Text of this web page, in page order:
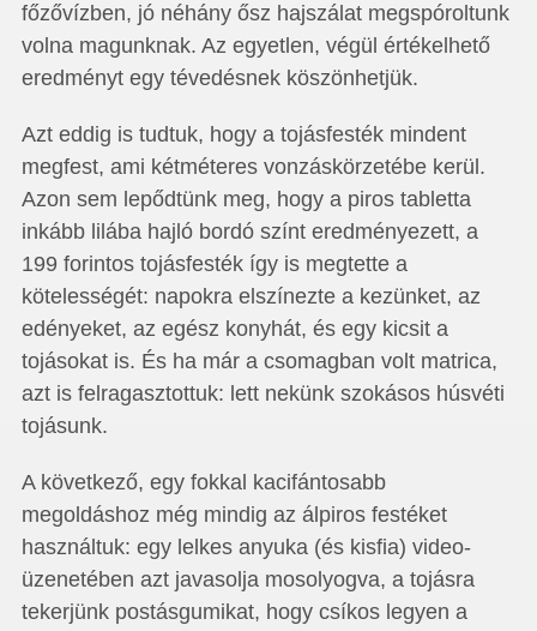
főzővízben, jó néhány ősz hajszálat megspóroltunk
volna magunknak. Az egyetlen, végül értékelhető
eredményt egy tévedésnek köszönhetjük.
Azt eddig is tudtuk, hogy a tojásfesték mindent
megfest, ami kétméteres vonzáskörzetébe kerül.
Azon sem lepődtünk meg, hogy a piros tabletta
inkább lilába hajló bordó színt eredményezett, a
199 forintos tojásfesték így is megtette a
kötelességét: napokra elszínezte a kezünket, az
edényeket, az egész konyhát, és egy kicsit a
tojásokat is. És ha már a csomagban volt matrica,
azt is felragasztottuk: lett nekünk szokásos húsvéti
tojásunk.
A következő, egy fokkal kacifántosabb
megoldáshoz még mindig az álpiros festéket
használtuk: egy lelkes anyuka (és kisfia) video­
üzenetében azt javasolja mosolyogva, a tojásra
tekerjünk postásgumikat, hogy csíkos legyen a